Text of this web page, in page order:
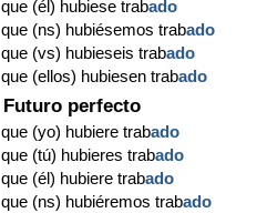
que (él) hubiese trabado
que (ns) hubiésemos trabado
que (vs) hubieseis trabado
que (ellos) hubiesen trabado
Futuro perfecto
que (yo) hubiere trabado
que (tú) hubieres trabado
que (él) hubiere trabado
que (ns) hubiéremos trabado